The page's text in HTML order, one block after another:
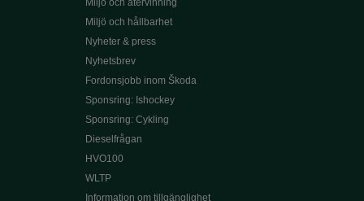
Miljö och återvinning
Miljö och hållbarhet
Nyheter & press
Nyhetsbrev
Fordonsjobb inom Škoda
Sponsring: Ishockey
Sponsring: Cykling
Dieselfrågan
HVO100
WLTP
Information om tillgänglighet